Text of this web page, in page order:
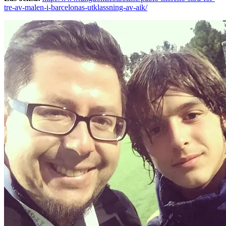
tre-av-malen-i-barcelonas-utklassning-av-aik/